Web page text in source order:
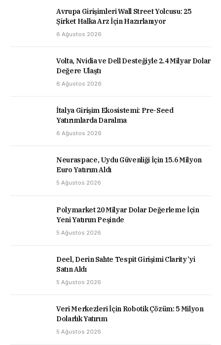
Avrupa Girişimleri Wall Street Yolcusu: 25
Şirket Halka Arz İçin Hazırlanıyor
6 Ağustos 2026
Volta, Nvidia ve Dell Desteğiyle 2.4 Milyar Dolar
Değere Ulaştı
6 Ağustos 2026
İtalya Girişim Ekosistemi: Pre-Seed
Yatırımlarda Daralma
6 Ağustos 2026
Neuraspace, Uydu Güvenliği İçin 15.6 Milyon
Euro Yatırım Aldı
5 Ağustos 2026
Polymarket 20 Milyar Dolar Değerleme İçin
Yeni Yatırım Peşinde
5 Ağustos 2026
Deel, Derin Sahte Tespit Girişimi Clarity’yi
Satın Aldı
5 Ağustos 2026
Veri Merkezleri İçin Robotik Çözüm: 5 Milyon
Dolarlık Yatırım
5 Ağustos 2026